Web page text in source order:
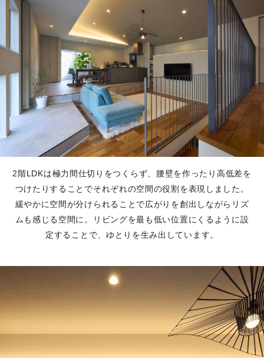
2階LDKは極力間仕切りをつくらず、腰壁を作ったり高低差を
つけたりすることでそれぞれの空間の役割を表現しました。
緩やかに空間が分けられることで広がりを創出しながらリズ
ムも感じる空間に。リビングを最も低い位置にくるように設
定することで、ゆとりを生み出しています。